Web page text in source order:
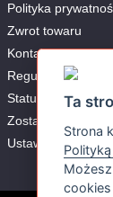
Polityka
Zwrot towaru
Kontakt
Regulamin
Status Aktywnego
Zostań Partnerem
Ustawienia Cookies
Ta
Strona